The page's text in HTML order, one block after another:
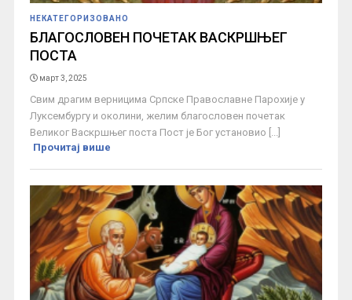
НЕКАТЕГОРИЗОВАНО
БЛАГОСЛОВЕН ПОЧЕТАК ВАСКРШЊЕГ
ПОСТА
март 3, 2025
Свим драгим верницима Српске Православне Парохије у
Луксембургу и околини, желим благословен почетак
Великог Васкршњег поста Пост је Бог установио [...]
Прочитај више